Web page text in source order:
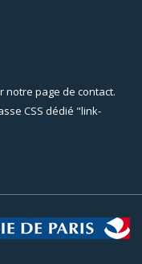
notre page de contact.
CSS dédié "link-